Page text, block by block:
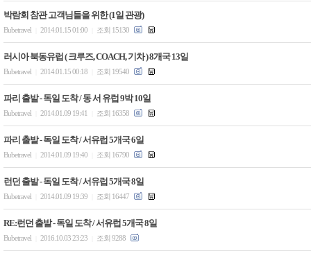
박람회 참관 고객님들을 위한 (1일 관광)
Bubetravel 2014.01.15 01:00 조회 15130
러시아 북동유럽 ( 크루즈, COACH, 기차 ) 8개국 13일
Bubetravel 2014.01.15 00:18 조회 19540
파리 출발 - 독일 도착 / 동 서 유럽 9박 10일
Bubetravel 2014.01.09 19:41 조회 16358
파리 출발 - 독일 도착 / 서유럽 5개국 6일
Bubetravel 2014.01.09 19:40 조회 16790
런던 출발 - 독일 도착 / 서유럽 5개국 8일
Bubetravel 2014.01.09 19:39 조회 16447
RE:런던 출발 - 독일 도착 / 서유럽 5개국 8일
Bubetravel 2016.10.03 23:23 조회 9288